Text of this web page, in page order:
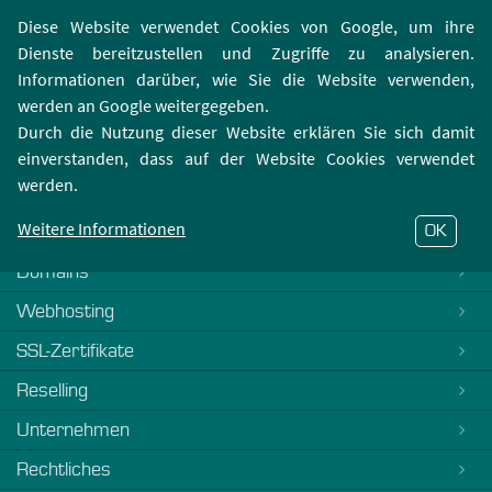
Diese Website verwendet Cookies von Google, um ihre
Dienste bereitzustellen und Zugriffe zu analysieren.
Informationen darüber, wie Sie die Website verwenden,
werden an Google weitergegeben.
Durch die Nutzung dieser Website erklären Sie sich damit
einverstanden, dass auf der Website Cookies verwendet
werden.
Weitere Informationen
OK
404-Fehler
kontaktieren Sie unseren
Domains
Webhosting
SSL-Zertifikate
Reselling
Unternehmen
Rechtliches